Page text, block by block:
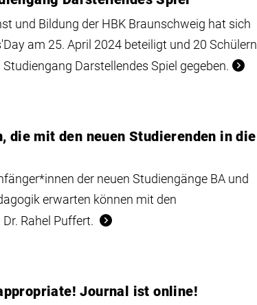
und Bildung der HBK Braunschweig hat sich
am 25. April 2024 beteiligt und 20 Schülern
Darstellendes Spiel gegeben.
die mit den neuen Studierenden in die
der neuen Studiengänge BA und
erwarten können mit den
Rahel Puffert.
Journal ist online!